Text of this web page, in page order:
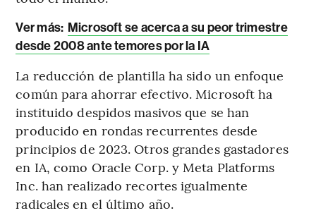
Ver más: Microsoft se acerca a su peor trimestre
desde 2008 ante temores por la IA
La reducción de plantilla ha sido un enfoque
común para ahorrar efectivo. Microsoft ha
instituido despidos masivos que se han
producido en rondas recurrentes desde
principios de 2023. Otros grandes gastadores
en IA, como Oracle Corp. y Meta Platforms
Inc. han realizado recortes igualmente
radicales en el último año.